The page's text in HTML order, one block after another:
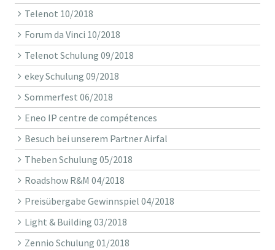
Telenot 10/2018
Forum da Vinci 10/2018
Telenot Schulung 09/2018
ekey Schulung 09/2018
Sommerfest 06/2018
Eneo IP centre de compétences
Besuch bei unserem Partner Airfal
Theben Schulung 05/2018
Roadshow R&M 04/2018
Preisübergabe Gewinnspiel 04/2018
Light & Building 03/2018
Zennio Schulung 01/2018